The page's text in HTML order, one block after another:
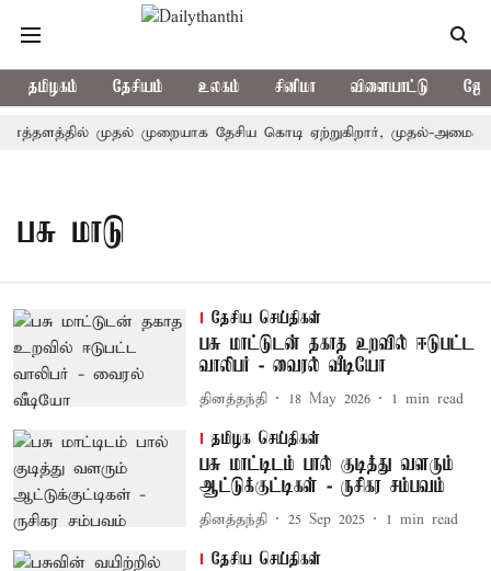
தமிழகம் தேசியம் உலகம் சினிமா விளையாட்டு
முதல் முறையாக தேசிய கொடி ஏற்றுகிறார், முதல்-
பசு மாடு
தேசிய செய்திகள்
பசு மாட்டுடன் தகாத உறவில் ஈடுபட்ட
வாலிபர் - வைரல் வீடியோ
தினத்தந்தி 18 May 2026 1 min read
தமிழக செய்திகள்
பசு மாட்டிடம் பால் குடித்து வளரும்
ஆட்டுக்குட்டிகள் - ருசிகர சம்பவம்
தினத்தந்தி 25 Sep 2025 1 min read
தேசிய செய்திகள்